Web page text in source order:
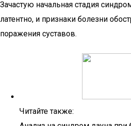
Зачастую начальная стадия
латентно, и признаки болезни
поражения суставов.
Читайте также: